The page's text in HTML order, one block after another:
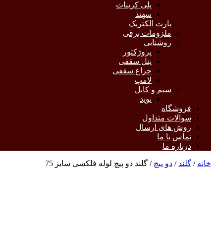
پلی کربنات
سهند
پارت الکتریک
ملزومات برقی
روشنایی
پروژکتور
پنل سقفی
چراغ سقفی
لامپ
سیم و کابل
نوید
فروشگاه
سوالات متداول
روش های ارسال
تماس با ما
درباره ما
خانه / گلند / دو پیچ / گلند دو پیچ لوله فلکسی سایز 75